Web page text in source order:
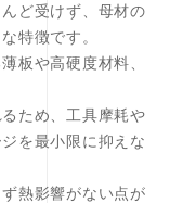
ど受けず、母材の
特徴です。
板や高硬度材料、
ため、工具摩耗や
を最小限に抑えな
熱影響がない点が